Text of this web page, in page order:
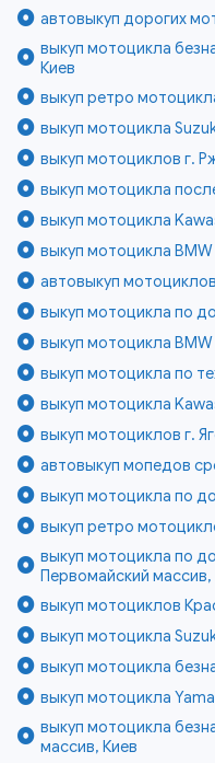
автовыкуп дорогих
выкуп мотоцикла
Киев
выкуп ретро
выкуп мотоцикла
выкуп мотоциклов г.
выкуп мотоцикла
выкуп мотоцикла
выкуп мотоцикла
автовыкуп
выкуп мотоцикла по
выкуп мотоцикла
выкуп мотоцикла по
выкуп мотоцикла
выкуп мотоциклов г.
автовыкуп мопедов
выкуп мотоцикла по
выкуп ретро
выкуп мотоцикла по
Первомайский массив,
выкуп мотоциклов
выкуп мотоцикла
выкуп мотоцикла
выкуп мотоцикла
выкуп мотоцикла
массив, Киев